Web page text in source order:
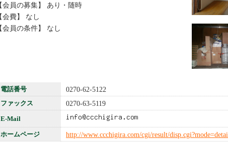
【会員の募集】 あり・随時
【会費】 なし
【会員の条件】 なし
電話番号 0270-62-5122
ファックス 0270-63-5119
E-Mail
ホームページ http://www.ccchigira.com/cgi/result/